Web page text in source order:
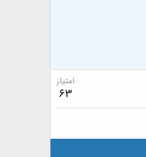
امتیاز
63